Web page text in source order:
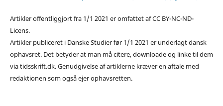
Artikler offentliggjort fra 1/1 2021 er omfattet af CC BY-NC-ND-
Licens.
Artikler publiceret i Danske Studier før 1/1 2021 er underlagt dansk
ophavsret. Det betyder at man må citere, downloade og linke til dem
via tidsskrift.dk. Genudgivelse af artiklerne kræver en aftale med
redaktionen som også ejer ophavsretten.